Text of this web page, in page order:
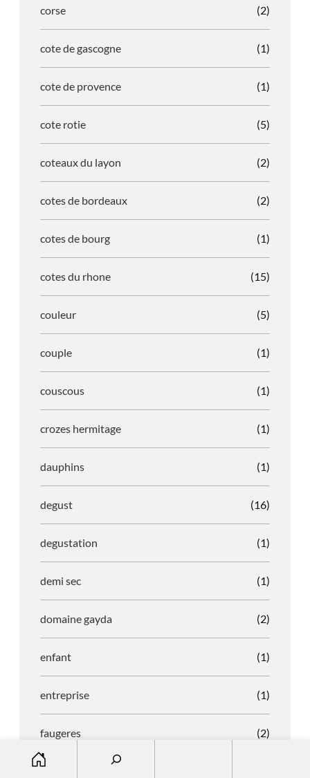
corse (2)
cote de gascogne (1)
cote de provence (1)
cote rotie (5)
coteaux du layon (2)
cotes de bordeaux (2)
cotes de bourg (1)
cotes du rhone (15)
couleur (5)
couple (1)
couscous (1)
crozes hermitage (1)
dauphins (1)
degust (16)
degustation (1)
demi sec (1)
domaine gayda (2)
enfant (1)
entreprise (1)
faugeres (2)
faustino